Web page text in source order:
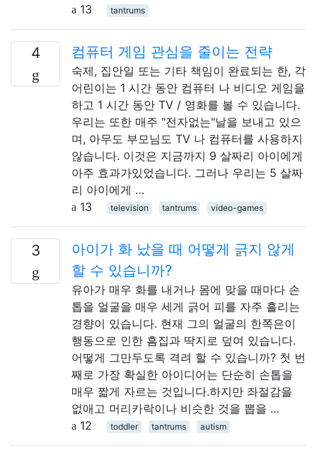
13
tantrums
4 컴퓨터 게임 관심을 줄이는 전략
숙제, 집안일 또는 기타 책임이 완료되는 한, 각
어린이는 1 시간 동안 컴퓨터 나 비디오 게임을
하고 1 시간 동안 TV / 영화를 볼 수 있습니다.
우리는 또한 매주 "전자없는"날을 보내고 있으
며, 아무도 부모님도 TV 나 컴퓨터를 사용하지
않습니다. 이것은 지금까지 9 살짜리 아이에게
아주 효과가있었습니다. 그러나 우리는 5 살짜
리 아이에게 …
13
television tantrums video-games
3
아이가 화 났을 때 어떻게 긁지 않게
할 수 있습니까?
유아가 매우 화를 내거나 몸에 맞을 때마다 손
톱을 얼굴을 매우 세게 긁어 피를 자주 흘리는
경향이 있습니다. 현재 그의 얼굴의 한쪽은이
행동으로 인한 흠집과 딱지로 덮여 있습니다.
어떻게 그만두도록 격려 할 수 있습니까? 첫 번
째로 가장 확실한 아이디어는 단순히 손톱을
매우 짧게 자르는 것입니다.하지만 좌절감을
없애고 머리카락이나 비슷한 것을 뽑을 …
12
toddler tantrums autism